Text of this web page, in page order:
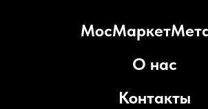
О нас
Контакты